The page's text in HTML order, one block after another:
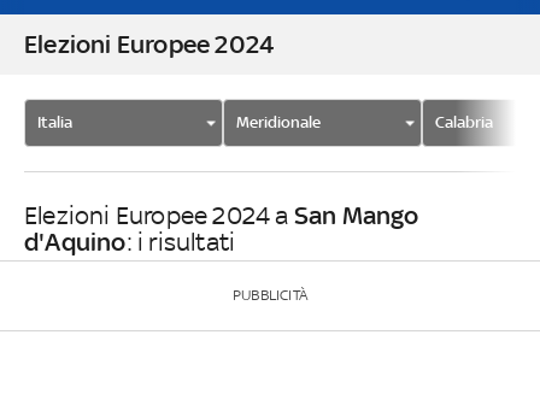
Elezioni Europee 2024
Italia Meridionale Calabria
Elezioni Europee 2024 a San Mango
d'Aquino: i risultati
PUBBLICITÀ